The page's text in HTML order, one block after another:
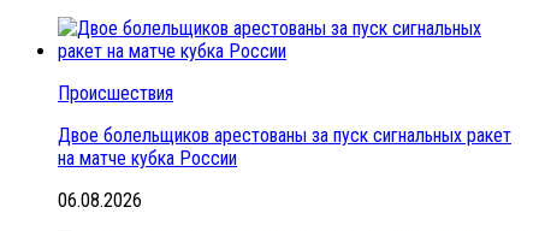
Происшествия
Двое болельщиков арестованы за пуск сигнальных ракет
на матче кубка России
06.08.2026